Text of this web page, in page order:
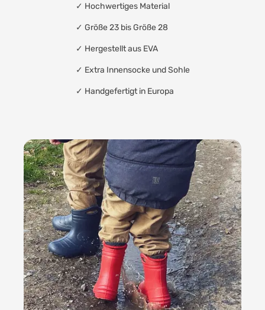
✓ Hochwertiges Material
✓ Größe 23 bis Größe 28
✓ Hergestellt aus EVA
✓ Extra Innensocke und Sohle
✓ Handgefertigt in Europa